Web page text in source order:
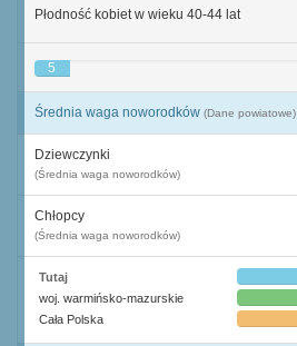
Płodność kobiet w wieku 40-44 lat
5
Średnia waga noworodków (Dane powiatowe)
Dziewczynki
(Średnia waga noworodków)
Chłopcy
(Średnia waga noworodków)
Tutaj
woj. warmińsko-mazurskie
Cała Polska